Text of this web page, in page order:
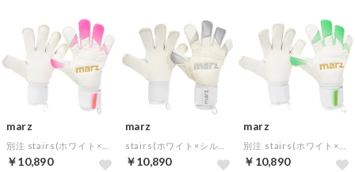
marz
￥10,890
marz
￥10,890
marz
￥10,890